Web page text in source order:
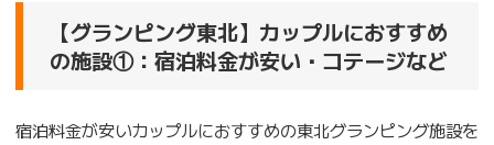
【グランピング東北】カップルにおすすめ
の施設①：宿泊料金が安い・コテージなど
宿泊料金が安いカップルにおすすめの東北グランピング施設を